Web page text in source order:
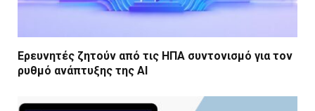
Ερευνητές ζητούν από τις ΗΠΑ συντονισμό για τον
ρυθμό ανάπτυξης της AI